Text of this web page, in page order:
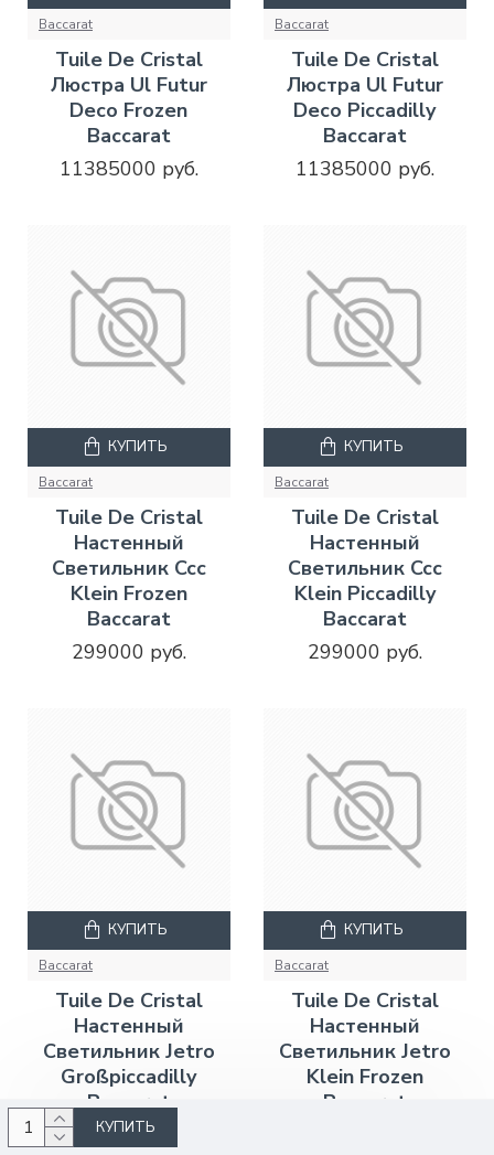
КУПИТЬ
Baccarat
Tuile De Cristal
Люстра Ul Futur
Deco Frozen
Baccarat
11385000 руб.
Baccarat
Tuile De Cristal
Люстра Ul Futur
Deco Piccadilly
Baccarat
11385000 руб.
Baccarat
Tuile De Cristal
Настенный
Светильник Ccc
Klein Frozen
Baccarat
299000 руб.
КУПИТЬ
Baccarat
Tuile De Cristal
Настенный
Светильник Ccc
Klein Piccadilly
Baccarat
299000 руб.
КУПИТЬ
Baccarat
Tuile De Cristal
Настенный
Светильник Jetro
Großpiccadilly
Baccarat
828000 руб.
КУПИТЬ
Baccarat
Tuile De Cristal
Настенный
Светильник Jetro
Klein Frozen
Baccarat
КУПИТЬ